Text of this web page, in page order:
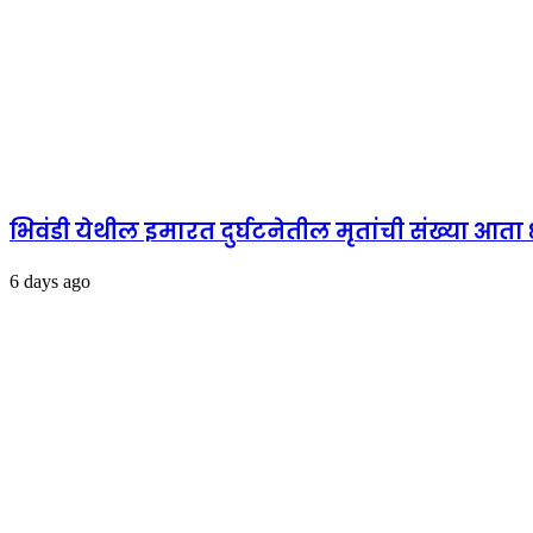
भिवंडी येथील इमारत दुर्घटनेतील मृतांची संख्या आता
6 days ago